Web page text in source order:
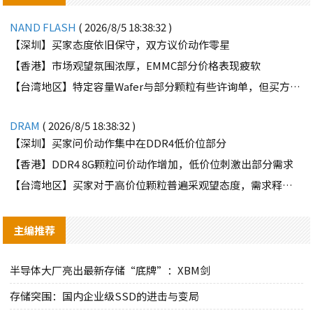
NAND FLASH ( 2026/8/5 18:38:32 )
【深圳】买家态度依旧保守，双方议价动作零星
【香港】市场观望氛围浓厚，EMMC部分价格表现疲软
【台湾地区】特定容量Wafer与部分颗粒有些许询单，但买方需求并不强劲
DRAM ( 2026/8/5 18:38:32 )
【深圳】买家问价动作集中在DDR4低价位部分
【香港】DDR4 8G颗粒问价动作增加，低价位刺激出部分需求
【台湾地区】买家对于高价位颗粒普遍采观望态度，需求释出有限
主编推荐
半导体大厂亮出最新存储“底牌”：XBM剑
存储突围：国内企业级SSD的进击与变局